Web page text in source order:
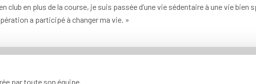
en plus de la course, je suis passée d’une vie sédentaire à une vie bien
a participé à changer ma vie. »
par toute son équipe.